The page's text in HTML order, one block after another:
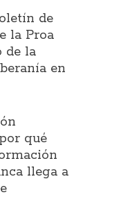
de
la Proa
de la
en
qué
llega a